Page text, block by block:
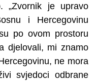
„Zvornik je upravo
i Hercegovinu
po ovom prostoru
djelovali, mi znamo
ne mora
svjedoci odbrane